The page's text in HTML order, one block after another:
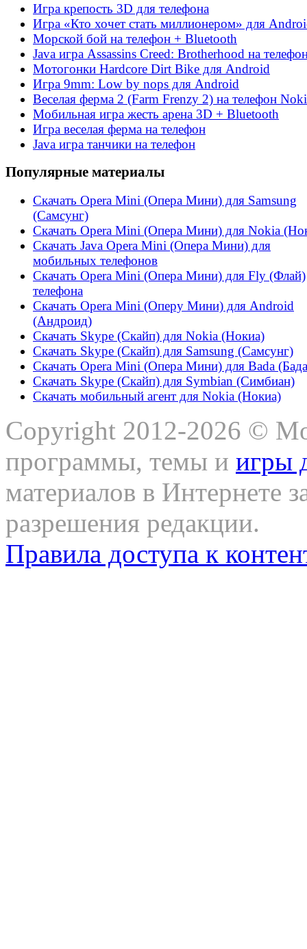
Игра крепость 3D для телефона
Игра «Кто хочет стать миллионером» для
Морской бой на телефон + Bluetooth
Java игра Assassins Creed: Brotherhood на
Мотогонки Hardcore Dirt Bike для Android
Игра 9mm: Low by nops для Android
Веселая ферма 2 (Farm Frenzy 2) на телефон
Мобильная игра жесть арена 3D + Bluetooth
Игра веселая ферма на телефон
Java игра танчики на телефон
Популярные материалы
Скачать Opera Mini (Опера Мини) для Samsung
(Самсунг)
Скачать Opera Mini (Опера Мини) для Nokia
Скачать Java Opera Mini (Опера Мини) для
мобильных телефонов
Скачать Opera Mini (Опера Мини) для Fly (Флай)
телефона
Скачать Opera Mini (Оперу Мини) для Android
(Андроид)
Скачать Skype (Скайп) для Nokia (Нокиа)
Скачать Skype (Скайп) для Samsung (Самсунг)
Скачать Opera Mini (Опера Мини) для Bada
Скачать Skype (Скайп) для Symbian (Симбиан)
Скачать мобильный агент для Nokia (Нокиа)
Copyright 2012-2026 ©
программы, темы и игры
материалов в Интернете
разрешения редакции.
Правила доступа к